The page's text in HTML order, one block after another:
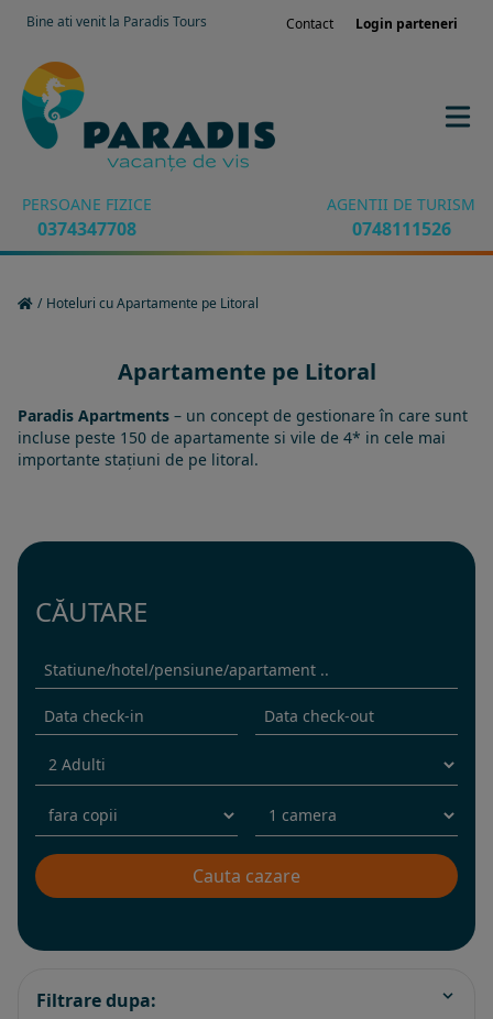
Bine ati venit la Paradis Tours Contact Login parteneri
PERSOANE FIZICE
0374347708
AGENTII DE TURISM
0748111526
/ Hoteluri cu Apartamente pe Litoral
Apartamente pe Litoral
Paradis Apartments – un concept de gestionare în care sunt
incluse peste 150 de apartamente si vile de 4* in cele mai
importante stațiuni de pe litoral.
CĂUTARE
Filtrare dupa: